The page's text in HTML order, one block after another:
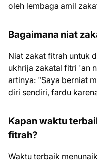
oleh lembaga amil
Bagaimana niat
Niat zakat fitrah untuk
ukhrija zakatal fitri 'an
artinya: "Saya berniat
diri sendiri, fardu
Kapan waktu
fitrah?
Waktu terbaik